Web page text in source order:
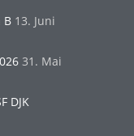
B 13. Juni
31. Mai
DJK